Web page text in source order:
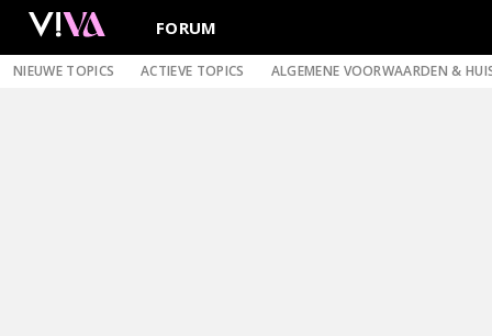
FORUM
NIEUWE TOPICS ACTIEVE TOPICS ALGEMENE VOORWAARDEN &